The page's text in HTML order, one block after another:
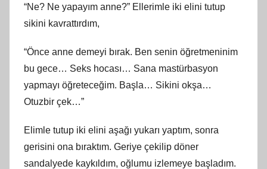
“Ne? Ne yapayım anne?” Ellerimle iki elini tutup
sikini kavrattırdım,
“Önce anne demeyi bırak. Ben senin öğretmeninim
bu gece… Seks hocası… Sana mastürbasyon
yapmayı öğreteceğim. Başla… Sikini okşa…
Otuzbir çek…”
Elimle tutup iki elini aşağı yukarı yaptım, sonra
gerisini ona bıraktım. Geriye çekilip döner
sandalyede kaykıldım, oğlumu izlemeye başladım.